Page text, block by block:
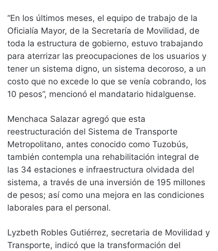
“En los últimos meses, el equipo de trabajo de la
Oficialía Mayor, de la Secretaría de Movilidad, de
toda la estructura de gobierno, estuvo trabajando
para aterrizar las preocupaciones de los usuarios y
tener un sistema digno, un sistema decoroso, a un
costo que no excede lo que se venía cobrando, los
10 pesos”, mencionó el mandatario hidalguense.
Menchaca Salazar agregó que esta
reestructuración del Sistema de Transporte
Metropolitano, antes conocido como Tuzobús,
también contempla una rehabilitación integral de
las 34 estaciones e infraestructura olvidada del
sistema, a través de una inversión de 195 millones
de pesos; así como una mejora en las condiciones
laborales para el personal.
Lyzbeth Robles Gutiérrez, secretaria de Movilidad y
Transporte, indicó que la transformación del